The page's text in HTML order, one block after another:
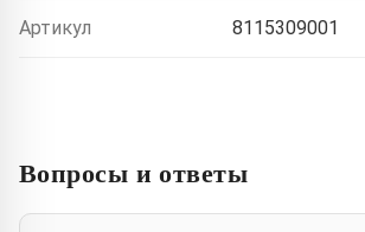
Артикул 8115309001
Вопросы и ответы